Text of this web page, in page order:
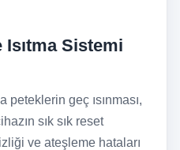
Sistemi
peteklerin geç ısınması,
sık sık reset
ve ateşleme hataları